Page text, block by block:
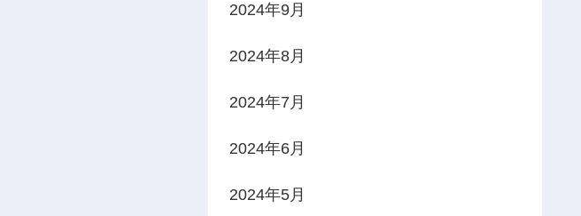
2024年9月
2024年8月
2024年7月
2024年6月
2024年5月